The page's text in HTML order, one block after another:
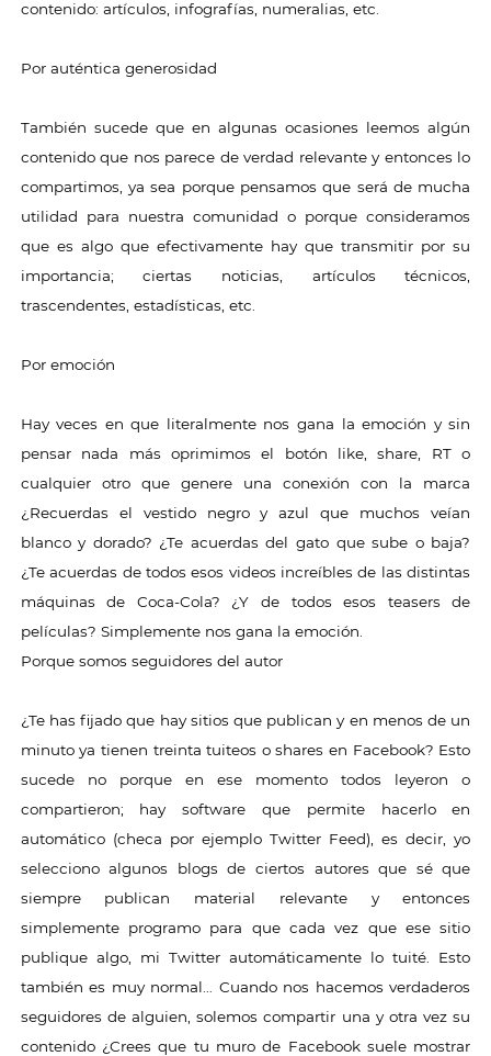
contenido: artículos, infografías, numeralias, etc.
Por auténtica generosidad
También sucede que en algunas ocasiones leemos algún
contenido que nos parece de verdad relevante y entonces lo
compartimos, ya sea porque pensamos que será de mucha
utilidad para nuestra comunidad o porque consideramos
que es algo que efectivamente hay que transmitir por su
importancia; ciertas noticias, artículos técnicos,
trascendentes, estadísticas, etc.
Por emoción
Hay veces en que literalmente nos gana la emoción y sin
pensar nada más oprimimos el botón like, share, RT o
cualquier otro que genere una conexión con la marca
¿Recuerdas el vestido negro y azul que muchos veían
blanco y dorado? ¿Te acuerdas del gato que sube o baja?
¿Te acuerdas de todos esos videos increíbles de las distintas
máquinas de Coca-Cola? ¿Y de todos esos teasers de
películas? Simplemente nos gana la emoción.
Porque somos seguidores del autor
¿Te has fijado que hay sitios que publican y en menos de un
minuto ya tienen treinta tuiteos o shares en Facebook? Esto
sucede no porque en ese momento todos leyeron o
compartieron; hay software que permite hacerlo en
automático (checa por ejemplo Twitter Feed), es decir, yo
selecciono algunos blogs de ciertos autores que sé que
siempre publican material relevante y entonces
simplemente programo para que cada vez que ese sitio
publique algo, mi Twitter automáticamente lo tuité. Esto
también es muy normal… Cuando nos hacemos verdaderos
seguidores de alguien, solemos compartir una y otra vez su
contenido ¿Crees que tu muro de Facebook suele mostrar